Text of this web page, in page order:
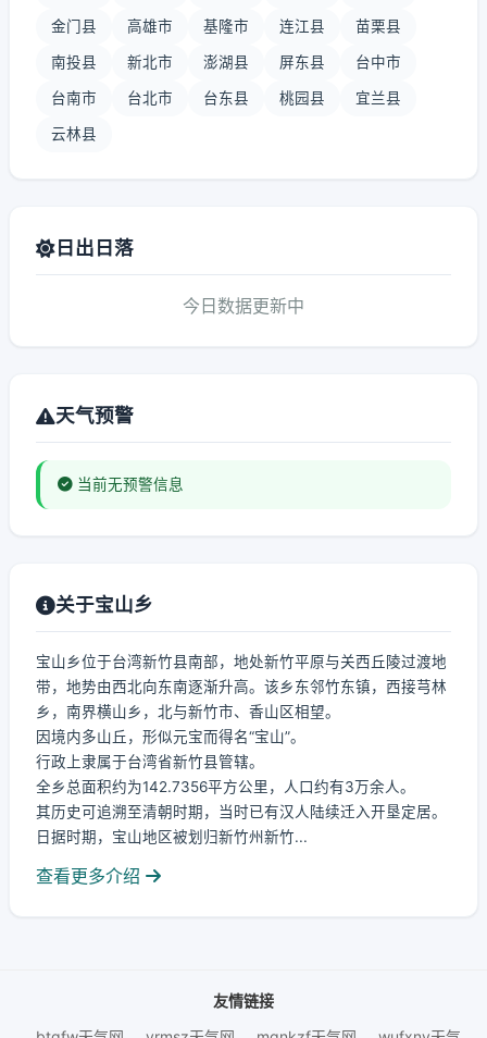
金门县 高雄市 基隆市 连江县 苗栗县
南投县 新北市 澎湖县 屏东县 台中市
台南市 台北市 台东县 桃园县 宜兰县
云林县
日出日落
今日数据更新中
天气预警
当前无预警信息
关于宝山乡
宝山乡位于台湾新竹县南部，地处新竹平原与关西丘陵过渡地
带，地势由西北向东南逐渐升高。该乡东邻竹东镇，西接芎林
乡，南界横山乡，北与新竹市、香山区相望。
因境内多山丘，形似元宝而得名“宝山”。
行政上隶属于台湾省新竹县管辖。
全乡总面积约为142.7356平方公里，人口约有3万余人。
其历史可追溯至清朝时期，当时已有汉人陆续迁入开垦定居。
日据时期，宝山地区被划归新竹州新竹...
查看更多介绍
友情链接